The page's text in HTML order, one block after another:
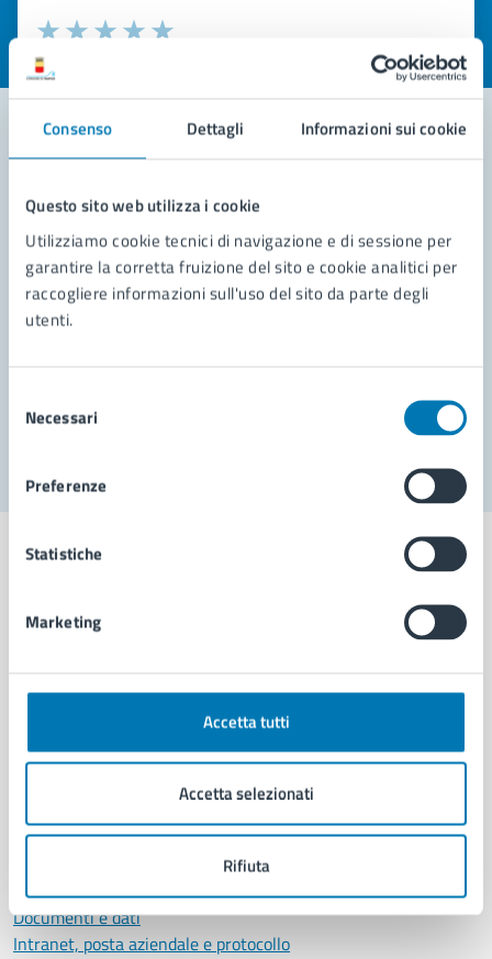
Consenso Dettagli Informazioni sui cookie
Questo sito web utilizza i cookie
Utilizziamo cookie tecnici di navigazione e di sessione per
garantire la corretta fruizione del sito e cookie analitici per
raccogliere informazioni sull'uso del sito da parte degli
utenti.
delNecessari
Preferenze
Statistiche
Marketing
Accetta tutti
Accetta selezionati
Rifiuta
Valuta la chiarezza delle informazioni (da 1 a 5 stelle)
Seleziona il numero di stelle per valutare la chiarezza delle
Valuta 1 stelle su 5
Richiedi assistenza
Segnala disservizio
Comune di Napoli
AMMINISTRAZIONE
Organi di governo
Enti e fondazioni
Personale amministrativo
Documenti e dati
Intranet, posta aziendale e protocollo